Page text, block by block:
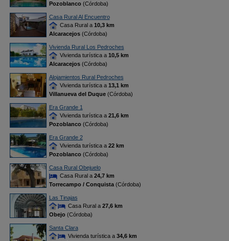
Pozoblanco(Córdoba)
Casa Rural Al Encuentro
Casa Rural a 10,3 km
Alcaracejos(Córdoba)
Vivienda Rural Los Pedroches
Vivienda turística a 10,5 km
Alcaracejos(Córdoba)
Alojamientos Rural Pedroches
Vivienda turística a 13,1 km
Villanueva del Duque(Córdoba)
Era Grande 1
Vivienda turística a 21,6 km
Pozoblanco(Córdoba)
Era Grande 2
Vivienda turística a 22 km
Pozoblanco(Córdoba)
Casa Rural Obejuelo
Casa Rural a 24,7 km
Torrecampo / Conquista(Córdoba)
Las Tinajas
Casa Rural a 27,6 km
Obejo(Córdoba)
Santa Clara
Vivienda turística a 34,6 km